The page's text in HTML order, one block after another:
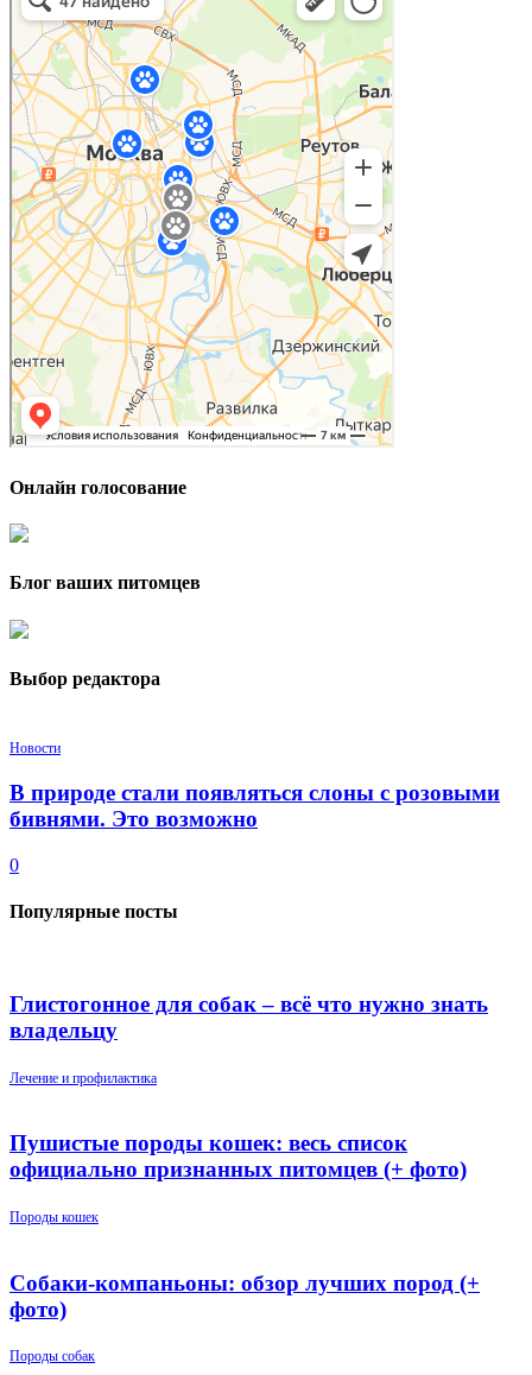
Онлайн голосование
Блог ваших питомцев
Выбор редактора
Новости
В природе стали появляться слоны с розовыми
бивнями. Это возможно
0
Популярные посты
Глистогонное для собак – всё что нужно знать
владельцу
Лечение и профилактика
Пушистые породы кошек: весь список
официально признанных питомцев (+ фото)
Породы кошек
Собаки-компаньоны: обзор лучших пород (+
фото)
Породы собак